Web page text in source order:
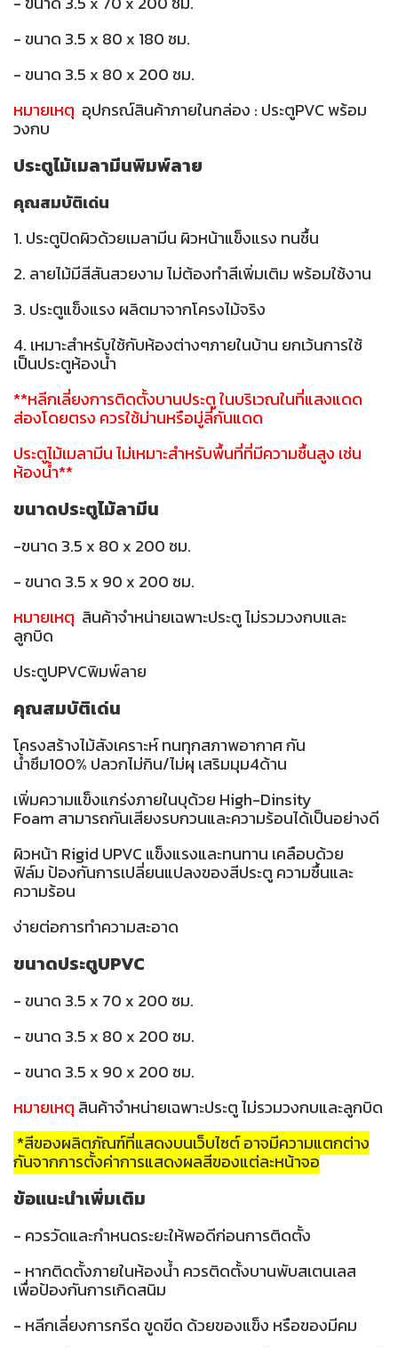
- ขนาด 3.5 x 80 x 180 ซม.
- ขนาด 3.5 x 80 x 200 ซม.
หมายเหตุ อุปกรณ์สินค้าภายในกล่อง : ประตูPVC พร้อม
วงกบ
ประตูไม้เมลามีนพิมพ์ลาย
คุณสมบัติเด่น
1. ประตูปิดผิวด้วยเมลามีน ผิวหน้าแข็งแรง ทนชื้น
2. ลายไม้มีสีสันสวยงาม ไม่ต้องทำสีเพิ่มเติม พร้อมใช้งาน
3. ประตูแข็งแรง ผลิตมาจากโครงไม้จริง
4. เหมาะสำหรับใช้กับห้องต่างๆภายในบ้าน ยกเว้นการใช้
เป็นประตูห้องน้ำ
**หลีกเลี่ยงการติดตั้งบานประตู ในบริเวณในที่แสงแดด
ส่องโดยตรง ควรใช้ม่านหรือมู่ลี่กันแดด
ประตูไม้เมลามีน ไม่เหมาะสำหรับพื้นที่ที่มีความชื้นสูง เช่น
ห้องน้ำ**
ขนาดประตูไม้ลามีน
-ขนาด 3.5 x 80 x 200 ซม.
- ขนาด 3.5 x 90 x 200 ซม.
หมายเหตุ สินค้าจำหน่ายเฉพาะประตู ไม่รวมวงกบและ
ลูกบิด
ประตูUPVCพิมพ์ลาย
คุณสมบัติเด่น
โครงสร้างไม้สังเคราะห์ ทนทุกสภาพอากาศ กัน
น้ำซึม100% ปลวกไม่กิน/ไม่ผุ เสริมมุม4ด้าน
เพิ่มความแข็งแกร่งภายในบุด้วย High-Dinsity
Foam สามารถกันเสียงรบกวนและความร้อนได้เป็นอย่างดี
ผิวหน้า Rigid UPVC แข็งแรงและทนทาน เคลือบด้วย
ฟิล์ม ป้องกันการเปลี่ยนแปลงของสีประตู ความชื้นและ
ความร้อน
ง่ายต่อการทำความสะอาด
ขนาดประตูUPVC
- ขนาด 3.5 x 70 x 200 ซม.
- ขนาด 3.5 x 80 x 200 ซม.
- ขนาด 3.5 x 90 x 200 ซม.
หมายเหตุ สินค้าจำหน่ายเฉพาะประตู ไม่รวมวงกบและลูกบิด
*สีของผลิตภัณฑ์ที่แสดงบนเว็บไซต์ อาจมีความแตกต่าง
กันจากการตั้งค่าการแสดงผลสีของแต่ละหน้าจอ
ข้อแนะนำเพิ่มเติม
- ควรวัดและกำหนดระยะให้พอดีก่อนการติดตั้ง
- หากติดตั้งภายในห้องน้ำ ควรติดตั้งบานพับสเตนเลส
เพื่อป้องกันการเกิดสนิม
- หลีกเลี่ยงการกรีด ขูดขีด ด้วยของแข็ง หรือของมีคม